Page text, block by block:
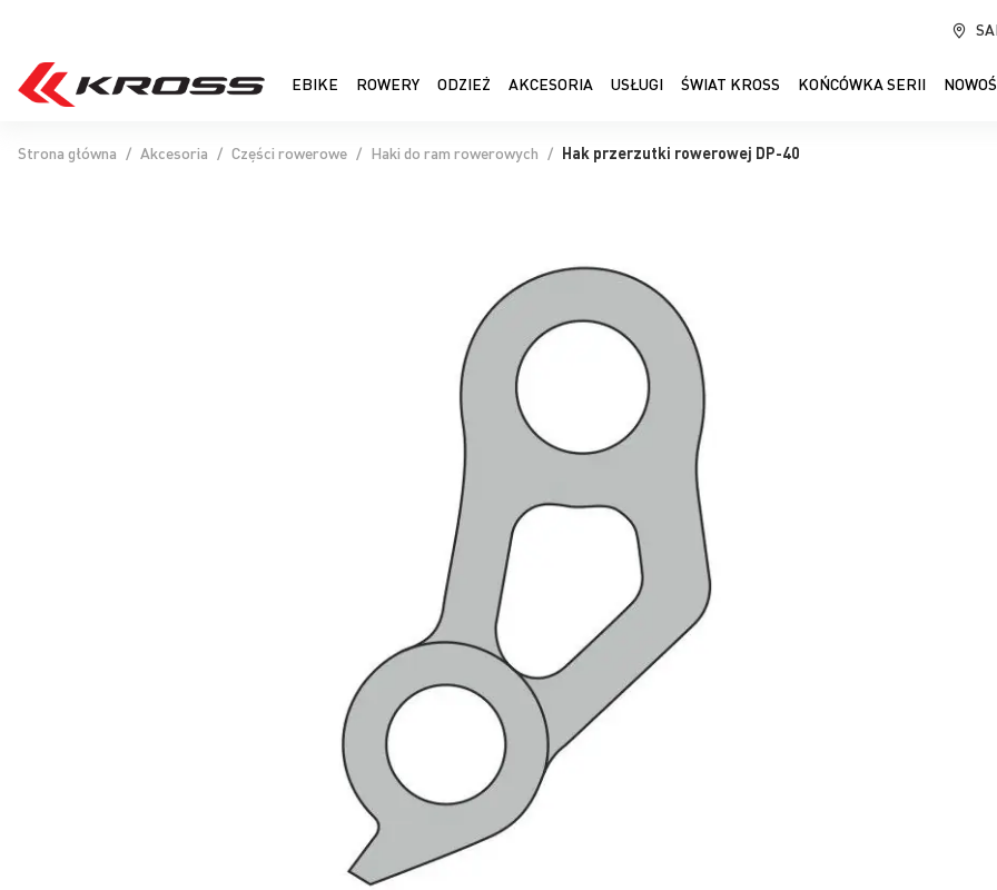
EBIKE ROWERY ODZIEŻ AKCESORIA USŁUGI ŚWIAT KROSS KOŃCÓWKA SERII
Strona główna Akcesoria Części rowerowe Haki do ram rowerowych Hak przerzutki rowerowej DP-40